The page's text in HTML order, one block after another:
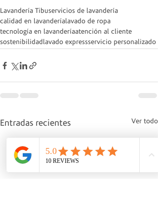
Lavandería Tibuservicios de lavandería
calidad en lavanderíalavado de ropa
tecnología en lavanderíaatención al cliente
sostenibilidadlavado expressservicio personalizado
Entradas recientes Ver todo